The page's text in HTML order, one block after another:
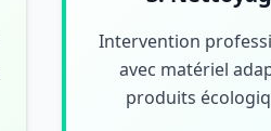
Intervention
avec matériel
produits